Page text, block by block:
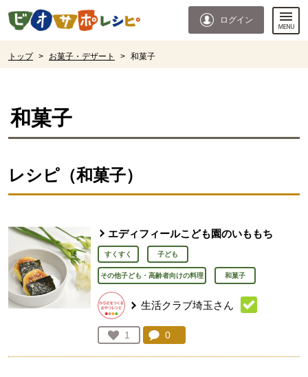
ページの先頭です。
ログイン
トップ > お菓子・デザート > 和菓子
和菓子
レシピ（和菓子）
エディフィールこども園のいももち
すくすく 子ども
その他子ども・高齢者向けの料理 和菓子
生活クラブ埼玉さん
お気に入り登録：
1
人が登録
コメント：
0